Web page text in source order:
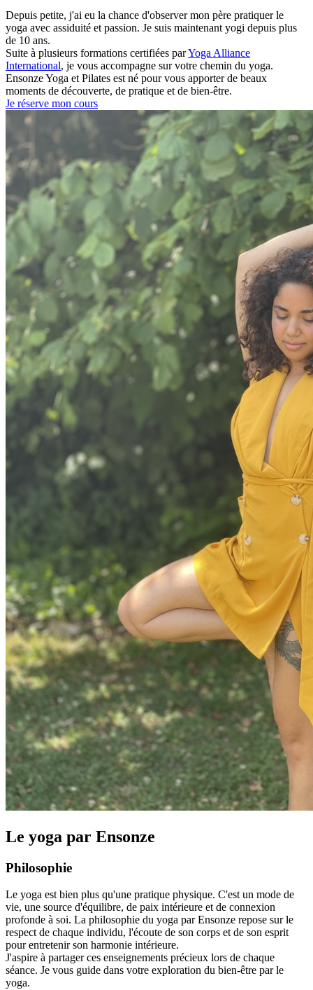
Depuis petite, j'ai eu la chance d'observer mon père pratiquer le
yoga avec assiduité et passion. Je suis maintenant yogi depuis plus
de 10 ans.
Suite à plusieurs formations certifiées parYoga Alliance
International, je vous accompagne sur votre chemin du yoga.
Ensonze Yoga et Pilates est né pour vous apporter de beaux
moments de découverte, de pratique et de bien-être.
Je réserve mon cours
Le yoga par Ensonze
Philosophie
Le yoga est bien plus qu'une pratique physique. C'est un mode de
vie, une source d'équilibre, de paix intérieure et de connexion
profonde à soi. La philosophie du yoga par Ensonze repose sur le
respect de chaque individu, l'écoute de son corps et de son esprit
pour entretenir son harmonie intérieure.
J'aspire à partager ces enseignements précieux lors de chaque
séance. Je vous guide dans votre exploration du bien-être par le
yoga.